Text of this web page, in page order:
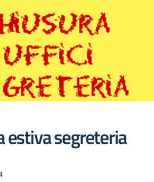
estiva segreteria